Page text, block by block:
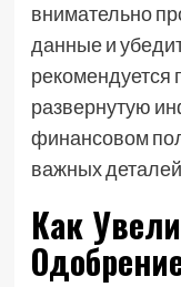
внимательно
данные и
рекомендуется
развернутую
финансовом
важных
Как